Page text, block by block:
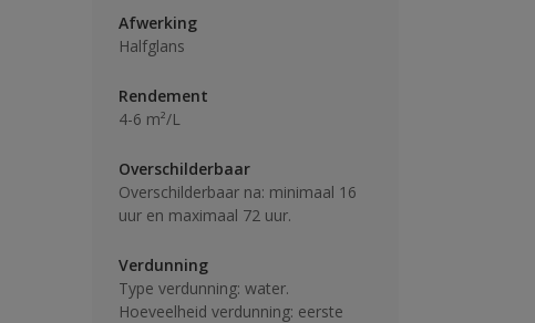
Afwerking
Halfglans
Rendement
4-6 m²/L
Overschilderbaar
Overschilderbaar na: minimaal 16
uur en maximaal 72 uur.
Verdunning
Type verdunning: water.
Hoeveelheid verdunning: eerste